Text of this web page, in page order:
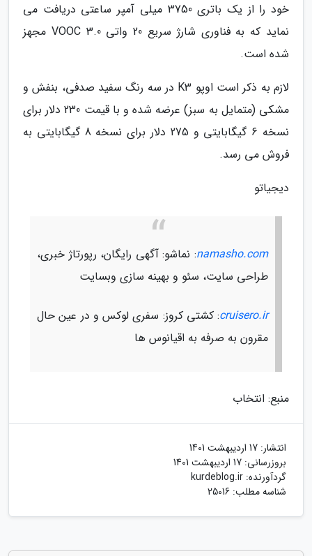
خود را از یک باتری 3750 میلی آمپر ساعتی دریافت می
نماید که به فناوری شارژ سریع 20 واتی VOOC 3.0 مجهز
شده است.
لازم به ذکر است اوپو K3 در سه رنگ سفید صدفی، بنفش و
مشکی (متمایل به سبز) عرضه شده و با قیمت 230 دلار برای
نسخه 6 گیگابایتی و 275 دلار برای نسخه 8 گیگابایتی به
فروش می رسد.
دیجیاتو
namasho.com: نماشو: آگهی رایگان، رپورتاژ خبری،
طراحی سایت، سئو و بهینه سازی وبسایت
cruisero.ir: کشتی کروز: سفری لوکس و در عین حال
مقرون به صرفه به اقیانوس ها
منبع: انتخاب
انتشار: 17 اردیبهشت 1401
بروزرسانی: 17 اردیبهشت 1401
گردآورنده: kurdeblog.ir
شناسه مطلب: 25016